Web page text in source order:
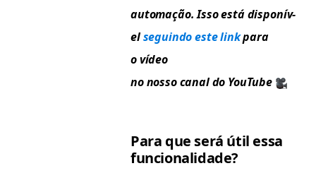
automação. Isso está disponív­
elseguin­do este linkpara
o vídeo
no nos­so canal do YouTube
Para que será útil essa
funcionalidade?